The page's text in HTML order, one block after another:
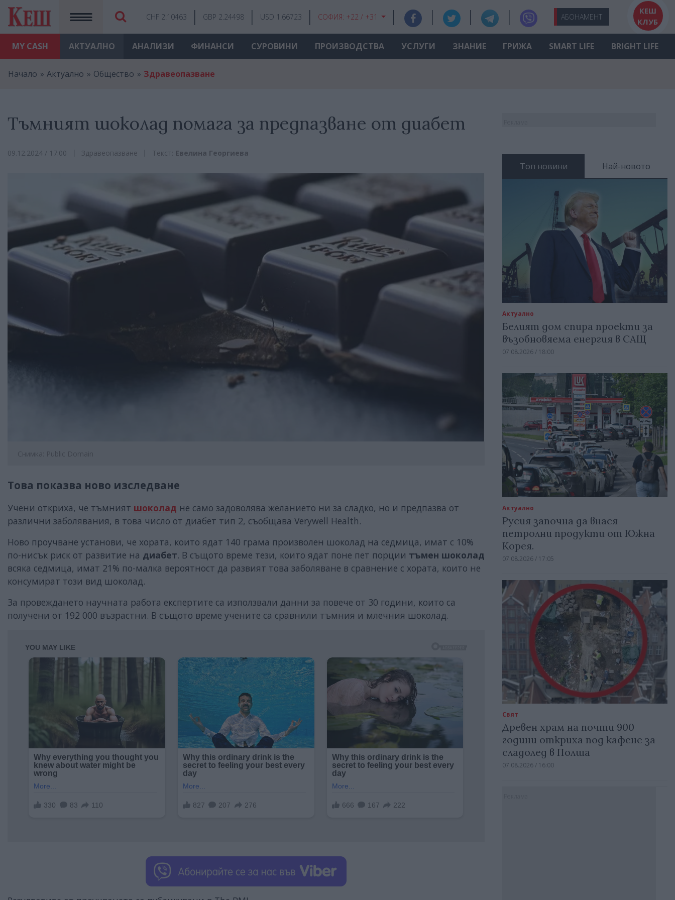
MY CASH
CHF 2.10463 GBP 2.24498 USD 1.66723 СОФИЯ: +22 / +31 АБОНАМЕНТ
КЕШ
КЛУБ
АКТУАЛНО АНАЛИЗИ ФИНАНСИ СУРОВИНИ ПРОИЗВОДСТВА УСЛУГИ ЗНАНИЕ ГРИЖА SMART LIFE BRIGHT LIFE
Начало Актуално Общество Здравеопазване
Тъмният шоколад помага за предпазване от диабет
09.12.2024 / 17:00 Здравеопазване Текст: Евелина Георгиева
Снимка: Public Domain
Това показва ново изследване
Учени откриха, че тъмният шоколад не само задоволява желанието ни за сладко, но и предпазва от
различни заболявания, в това число от диабет тип 2, съобщава Verywell Health.
Ново проучване установи, че хората, които ядат 140 грама произволен шоколад на седмица, имат с 10%
по-нисък риск от развитие на диабет. В същото време тези, които ядат поне пет порции тъмен шоколад
всяка седмица, имат 21% по-малка вероятност да развият това заболяване в сравнение с хората, които не
консумират този вид шоколад.
За провеждането научната работа експертите са използвали данни за повече от 30 години, които са
получени от 192 000 възрастни. В същото време учените са сравнили тъмния и млечния шоколад.
Топ новини Най-новото
Актуално
Белият дом спира проекти за
възобновяема енергия в САЩ
07.08.2026 / 18:00
Актуално
Русия започна да внася
петролни продукти от Южна
Корея.
07.08.2026 / 17:05
Свят
Древен храм на почти 900
години откриха под кафене за
сладолед в Полша
07.08.2026 / 16:00